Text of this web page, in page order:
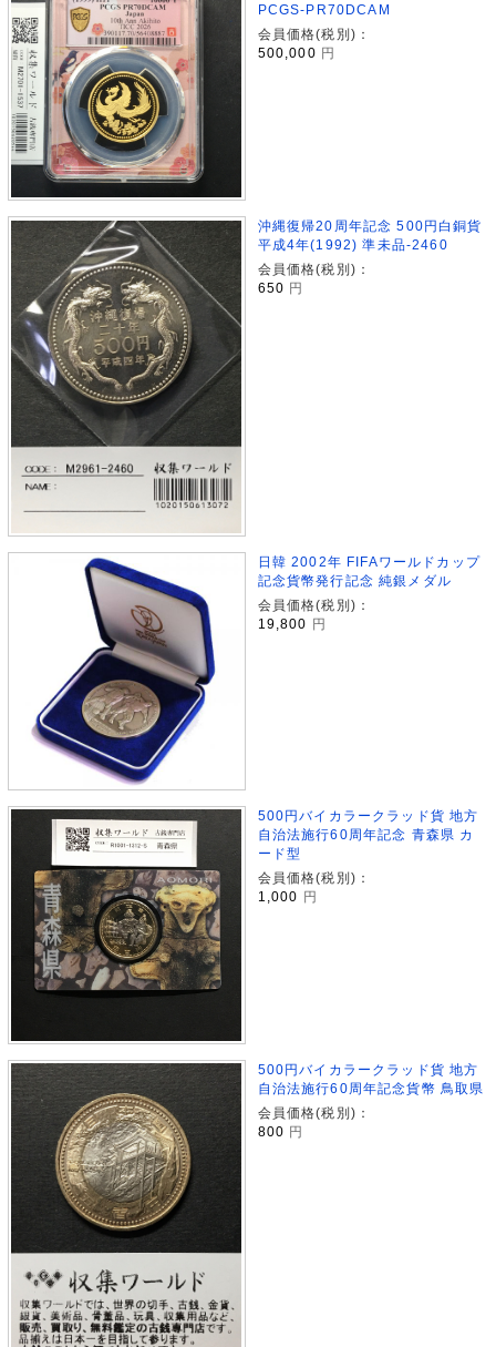
PCGS-PR70DCAM
会員価格(税別)：
500,000 円
沖縄復帰20周年記念 500円白銅貨
平成4年(1992) 準未品-2460
会員価格(税別)：
650 円
日韓 2002年 FIFAワールドカップ
記念貨幣発行記念 純銀メダル
会員価格(税別)：
19,800
円
500円バイカラークラッド貨 地方
自治法施行60周年記念 青森県 カ
ード型
会員価格(税別)：
1,000
円
500円バイカラークラッド貨 地方
自治法施行60周年記念貨幣 鳥取県
会員価格(税別)：
800 円